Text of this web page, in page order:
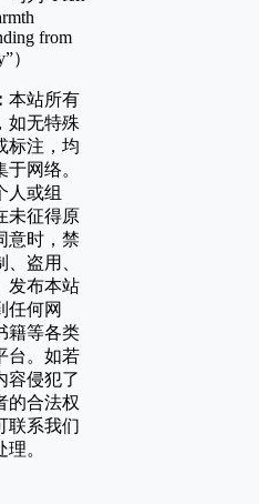
from
）
本站所有
如无特殊
标注，均
于网络。
人或组
未征得原
意时，禁
、盗用、
发布本站
任何网
籍等各类
台。如若
容侵犯了
的合法权
联系我们
。